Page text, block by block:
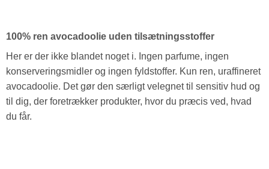
100% ren avocadoolie uden tilsætningsstoffer
Her er der ikke blandet noget i. Ingen parfume, ingen
konserveringsmidler og ingen fyldstoffer. Kun ren, uraffineret
avocadoolie. Det gør den særligt velegnet til sensitiv hud og
til dig, der foretrækker produkter, hvor du præcis ved, hvad
du får.